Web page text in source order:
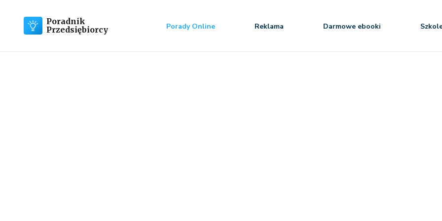
Poradnik
Przedsiębiorcy
Porady Online Reklama Darmowe ebooki